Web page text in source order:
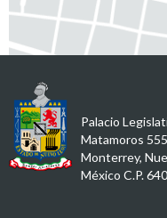
Palacio
Matamoros
Monterrey,
México C.P.